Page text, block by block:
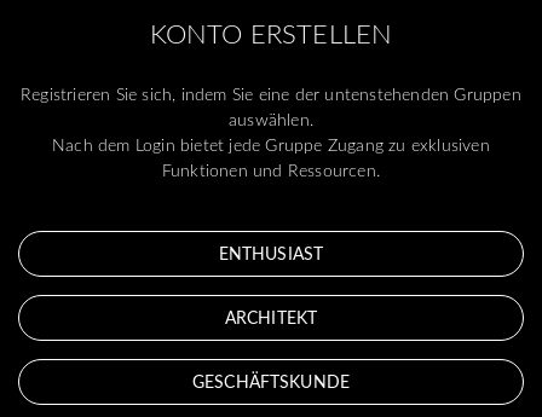
KONTO ERSTELLEN
Registrieren Sie sich, indem Sie eine der untenstehenden Gruppen
auswählen.
Nach dem Login bietet jede Gruppe Zugang zu exklusiven
Funktionen und Ressourcen.
ENTHUSIAST
ARCHITEKT
GESCHÄFTSKUNDE